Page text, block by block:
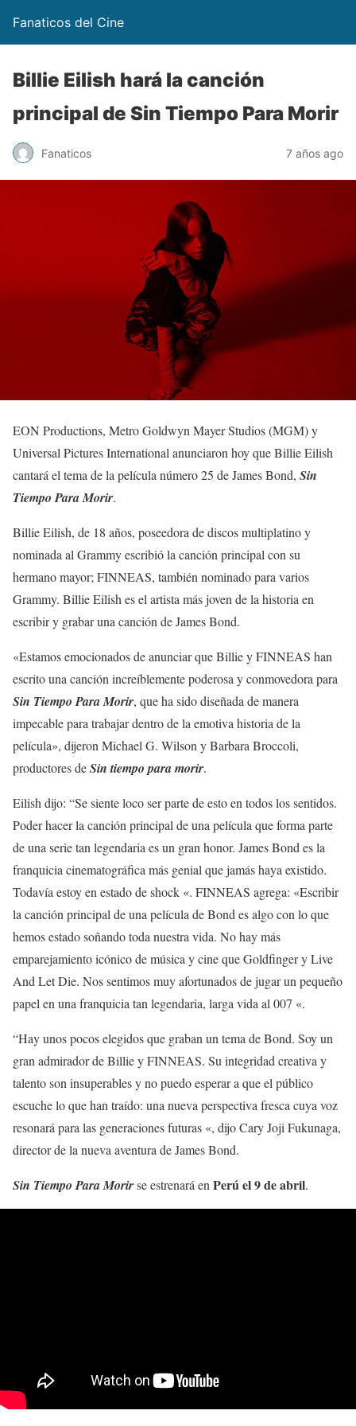
Fanaticos del Cine
Billie Eilish hará la canción
principal de Sin Tiempo Para Morir
Fanaticos 7 años ago
EON Productions, Metro Goldwyn Mayer Studios (MGM) y
Universal Pictures International anunciaron hoy que Billie Eilish
cantará el tema de la película número 25 de James Bond, Sin
Tiempo Para Morir.
Billie Eilish, de 18 años, poseedora de discos multiplatino y
nominada al Grammy escribió la canción principal con su
hermano mayor; FINNEAS, también nominado para varios
Grammy. Billie Eilish es el artista más joven de la historia en
escribir y grabar una canción de James Bond.
«Estamos emocionados de anunciar que Billie y FINNEAS han
escrito una canción increíblemente poderosa y conmovedora para
Sin Tiempo Para Morir, que ha sido diseñada de manera
impecable para trabajar dentro de la emotiva historia de la
película», dijeron Michael G. Wilson y Barbara Broccoli,
productores deSin tiempo para morir.
Eilish dijo: “Se siente loco ser parte de esto en todos los sentidos.
Poder hacer la canción principal de una película que forma parte
de una serie tan legendaria es un gran honor. James Bond es la
franquicia cinematográfica más genial que jamás haya existido.
Todavía estoy en estado de shock «. FINNEAS agrega: «Escribir
la canción principal de una película de Bond es algo con lo que
hemos estado soñando toda nuestra vida. No hay más
emparejamiento icónico de música y cine que Goldfinger y Live
And Let Die. Nos sentimos muy afortunados de jugar un pequeño
papel en una franquicia tan legendaria, larga vida al 007 «.
“Hay unos pocos elegidos que graban un tema de Bond. Soy un
gran admirador de Billie y FINNEAS. Su integridad creativa y
talento son insuperables y no puedo esperar a que el público
escuche lo que han traído: una nueva perspectiva fresca cuya voz
resonará para las generaciones futuras «, dijo Cary Joji Fukunaga,
director de la nueva aventura de James Bond.
Sin Tiempo Para Morirse estrenará en Perú el 9 de abril.